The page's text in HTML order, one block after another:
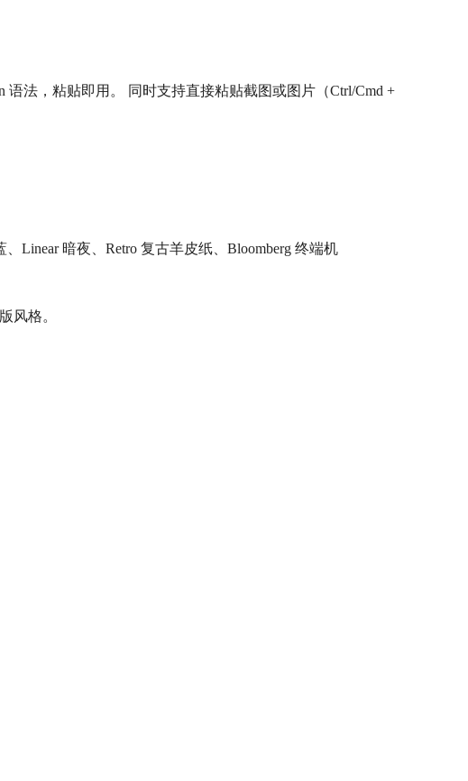
法，粘贴即用。 同时支持直接粘贴截图或图片（Ctrl/Cmd +
Linear 暗夜、Retro 复古羊皮纸、Bloomberg 终端机
风格。